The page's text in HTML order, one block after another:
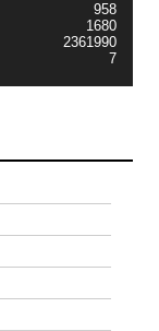
958
1680
2361990
7